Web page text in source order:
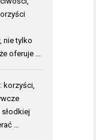
nie tylko
oferuje …
korzyści,
…